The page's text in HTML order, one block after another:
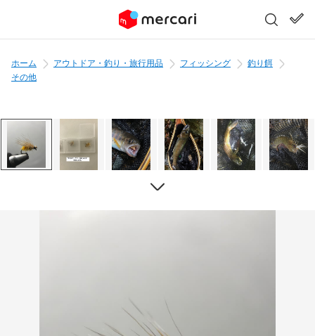
ホーム アウトドア・釣り・旅行用品 フィッシング
釣り餌
その他